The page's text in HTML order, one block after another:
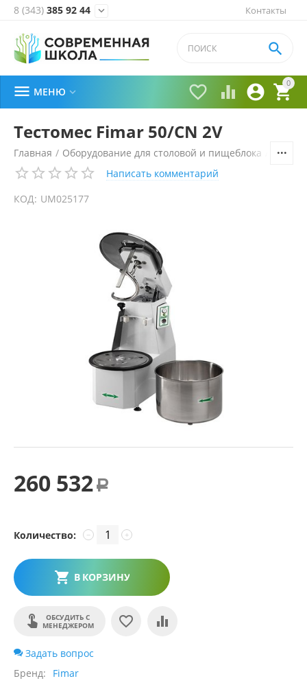
Контакты
8 (343) 385 92 44 
0


 

 МЕНЮ 
Тестомес Fimar 50/CN 2V
Главная / Оборудование для столовой и пищеблока
Написать комментарий
КОД: UM025177
260 532 Р
Количество: +
−
В КОРЗИНУ
ОБСУДИТЬ С
МЕНЕДЖЕРОМ
Задать вопрос
Бренд
Fimar